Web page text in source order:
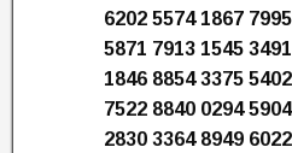
6202 5574 1867
5871 7913 1545
1846 8854 3375
7522 8840 0294
2830 3364 8949